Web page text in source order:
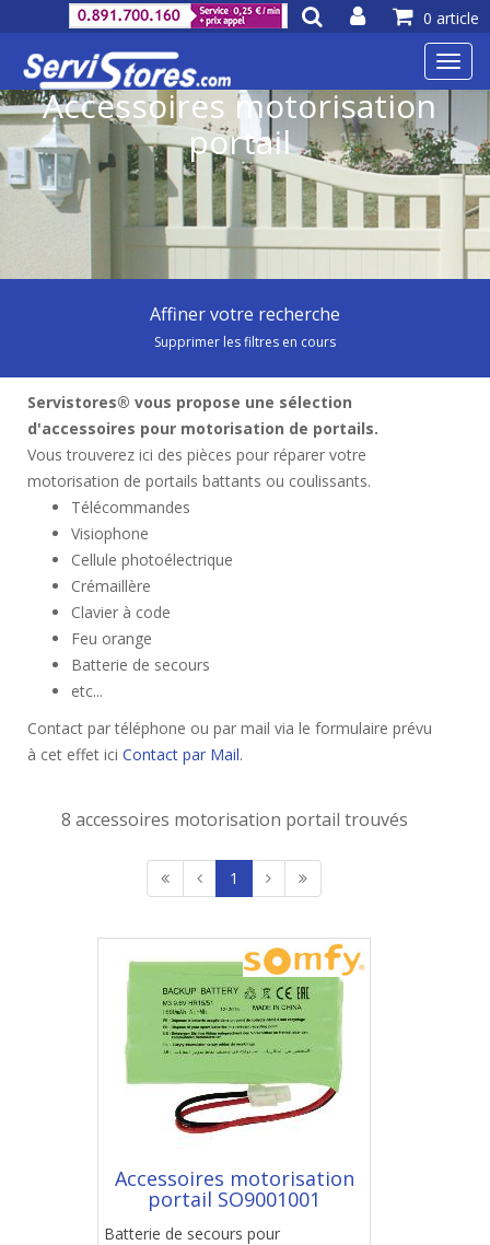
0 article
Accessoires motorisation
portail
Affiner votre recherche
Supprimer les filtres en cours
Servistores® vous propose une sélection
d'accessoires pour motorisation de portails.
Vous trouverez ici des pièces pour réparer votre
motorisation de portails battants ou coulissants.
Télécommandes
Visiophone
Cellule photoélectrique
Crémaillère
Clavier à code
Feu orange
Batterie de secours
etc...
Contact par téléphone ou par mail via le formulaire prévu
à cet effet ici Contact par Mail.
8 accessoires motorisation portail trouvés
1
Accessoires motorisation
portail SO9001001
Batterie de secours pour